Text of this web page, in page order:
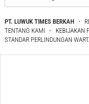
PT. LUWUK TIMES BERKAH
TENTANG KAMI
KEBIJAKAN
STANDAR PERLINDUNGAN